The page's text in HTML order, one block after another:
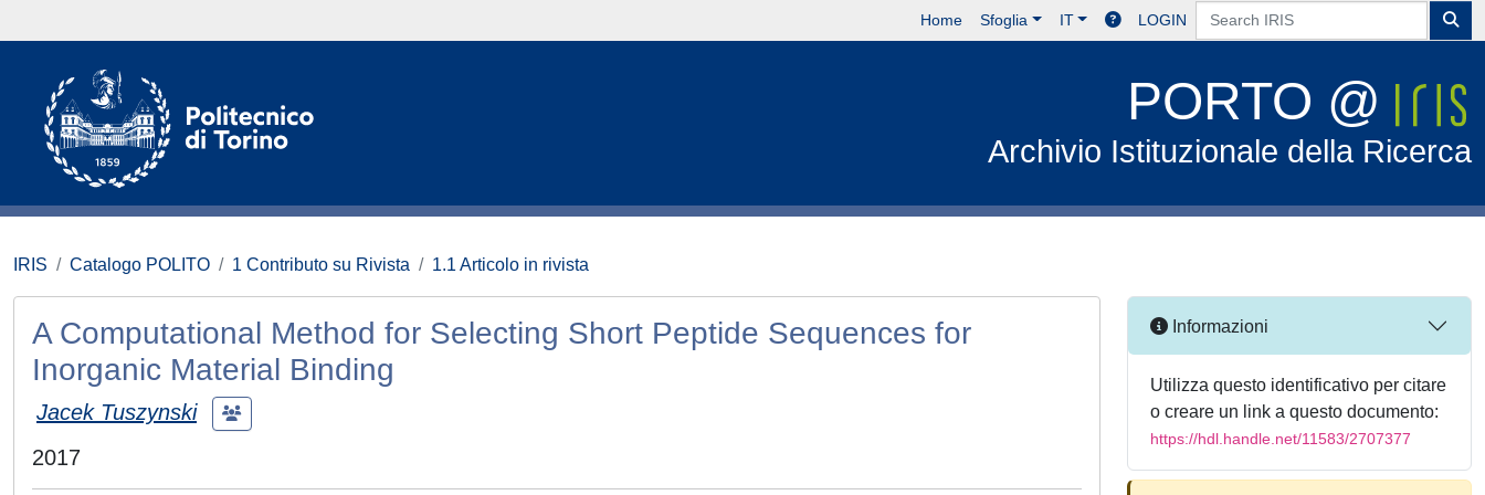
Home Sfoglia IT LOGIN
PORTO @
Archivio Istituzionale della Ricerca
IRIS Catalogo POLITO 1 Contributo su Rivista 1.1 Articolo in rivista
A Computational Method for Selecting Short Peptide Sequences for
Inorganic Material Binding
Jacek Tuszynski
2017
Informazioni
Utilizza questo identificativo per citare
o creare un link a questo documento:
https://hdl.handle.net/11583/2707377